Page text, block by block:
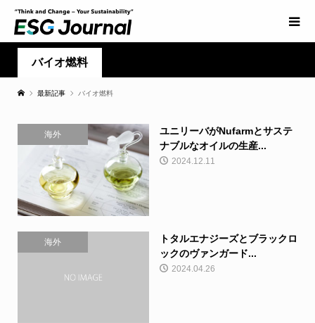
バイオ燃料
最新記事 バイオ燃料
海外
ユニリーバがNufarmとサステ
ナブルなオイルの生産...
2024.12.11
海外
トタルエナジーズとブラックロ
ックのヴァンガード...
2024.04.26